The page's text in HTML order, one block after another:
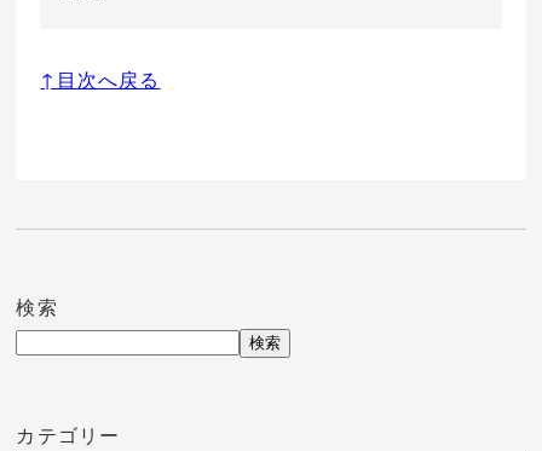
↑目次へ戻る
検索
検索
カテゴリー